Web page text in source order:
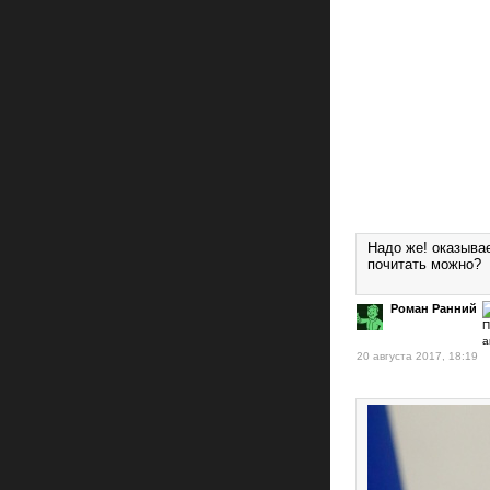
Надо же!
почитать можно?
Роман Ранний
20 августа 2017, 18:19